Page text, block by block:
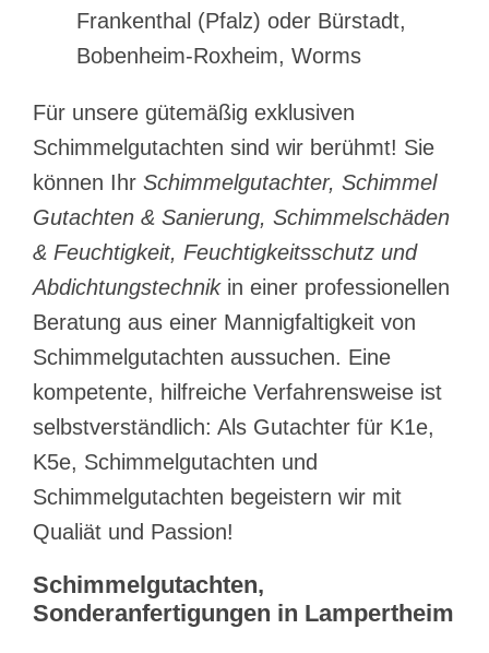
Frankenthal (Pfalz) oder Bürstadt,
Bobenheim-Roxheim, Worms
Für unsere gütemäßig exklusiven
Schimmelgutachten sind wir berühmt! Sie
können Ihr Schimmelgutachter, Schimmel
Gutachten & Sanierung, Schimmelschäden
& Feuchtigkeit, Feuchtigkeitsschutz und
Abdichtungstechnikin einer professionellen
Beratung aus einer Mannigfaltigkeit von
Schimmelgutachten aussuchen. Eine
kompetente, hilfreiche Verfahrensweise ist
selbstverständlich: Als Gutachter für K1e,
K5e, Schimmelgutachten und
Schimmelgutachten begeistern wir mit
Qualiät und Passion!
Schimmelgutachten,
Sonderanfertigungen in Lampertheim